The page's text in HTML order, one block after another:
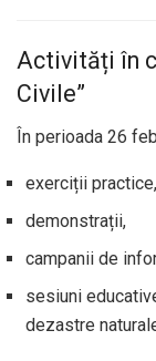
Activități în
Civile”
În perioada 26
exerciții practice,
demonstrații,
campanii de
sesiuni
dezastre